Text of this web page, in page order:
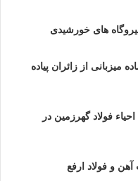
های خورشیدی
از زائران پیاده
فولاد گهرزمین در
و فولاد ارفع